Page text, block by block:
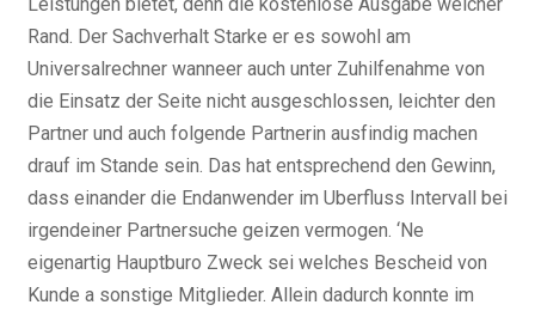
Rand. Der Sachverhalt Starke er es sowohl am
Universalrechner wanneer auch unter Zuhilfenahme von
die Einsatz der Seite nicht ausgeschlossen, leichter den
Partner und auch folgende Partnerin ausfindig machen
drauf im Stande sein. Das hat entsprechend den Gewinn,
dass einander die Endanwender im Uberfluss Intervall bei
irgendeiner Partnersuche geizen vermogen. ‘Ne
eigenartig Hauptburo Zweck sei welches Bescheid von
Kunde a sonstige Mitglieder. Allein dadurch konnte im